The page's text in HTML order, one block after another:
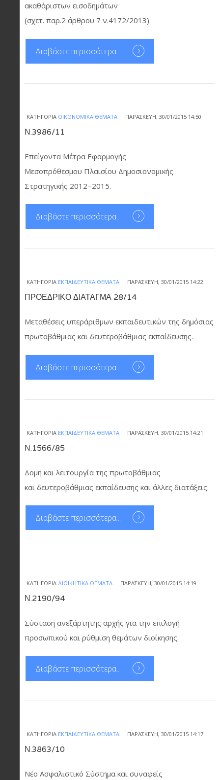
ακαθάριστων εισοδημάτων
(σχετ. παρ.2 άρθρου 7 ν.4172/2013).
Διαβάστε περισσότερα...
ΚΑΤΗΓΟΡΊΑ ΟΙΚΟΝΟΜΙΚΆ ΘΈΜΑΤΑ ΠΑΡΑΣΚΕΥΉ, 30/01/2015 14:50
Ν.3986/11
Επείγοντα Μέτρα Εφαρμογής
Μεσοπρόθεσμου Πλαισίου Δημοσιονομικής
Στρατηγικής 2012−2015.
Διαβάστε περισσότερα...
ΚΑΤΗΓΟΡΊΑ ΕΚΠΑΙΔΕΥΤΙΚΆ ΘΈΜΑΤΑ ΠΑΡΑΣΚΕΥΉ, 30/01/2015 14:22
ΠΡΟΕΔΡΙΚΟ ΔΙΑΤΑΓΜΑ 28/14
Μεταθέσεις υπεράριθμων εκπαιδευτικών της δημόσιας
πρωτοβάθμιας και δευτεροβάθμιας εκπαίδευσης.
Διαβάστε περισσότερα...
ΚΑΤΗΓΟΡΊΑ ΕΚΠΑΙΔΕΥΤΙΚΆ ΘΈΜΑΤΑ ΠΑΡΑΣΚΕΥΉ, 30/01/2015 14:21
Ν.1566/85
Δομή και λειτουργία της πρωτοβάθμιας
και δευτεροβάθμιας εκπαίδευσης και άλλες διατάξεις.
Διαβάστε περισσότερα...
ΚΑΤΗΓΟΡΊΑ ΔΙΟΙΚΗΤΙΚΆ ΘΈΜΑΤΑ ΠΑΡΑΣΚΕΥΉ, 30/01/2015 14:19
Ν.2190/94
Σύσταση ανεξάρτητης αρχής για την επιλογή
προσωπικού και ρύθμιση θεμάτων διοίκησης.
Διαβάστε περισσότερα...
ΚΑΤΗΓΟΡΊΑ ΕΚΠΑΙΔΕΥΤΙΚΆ ΘΈΜΑΤΑ ΠΑΡΑΣΚΕΥΉ, 30/01/2015 14:17
Ν.3863/10
Νέο Ασφαλιστικό Σύστημα και συναφείς